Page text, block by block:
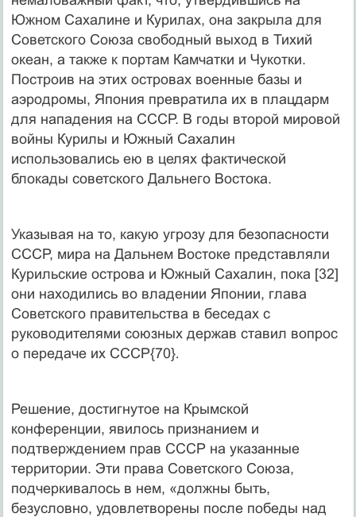
Южном Сахалине и Курилах, она закрыла для
Советского Союза свободный выход в Тихий
океан, а также к портам Камчатки и Чукотки.
Построив на этих островах военные базы и
аэродромы, Япония превратила их в плацдарм
для нападения на СССР. В годы второй мировой
войны Курилы и Южный Сахалин
использовались ею в целях фактической
блокады советского Дальнего Востока.
Указывая на то, какую угрозу для безопасности
СССР, мира на Дальнем Востоке представляли
Курильские острова и Южный Сахалин, пока [32]
они находились во владении Японии, глава
Советского правительства в беседах с
руководителями союзных держав ставил вопрос
о передаче их СССР{70}.
Решение, достигнутое на Крымской
конференции, явилось признанием и
подтверждением прав СССР на указанные
территории. Эти права Советского Союза,
подчеркивалось в нем, «должны быть,
безусловно, удовлетворены после победы над